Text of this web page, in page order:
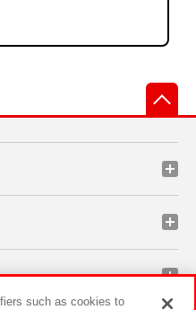
such as cookies to